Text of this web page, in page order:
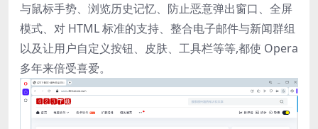
与鼠标手势、浏览历史记忆、防止恶意弹出窗口、全屏
模式、对 HTML 标准的支持、整合电子邮件与新闻群组
以及让用户自定义按钮、皮肤、工具栏等等,都使 Opera
多年来倍受喜爱。